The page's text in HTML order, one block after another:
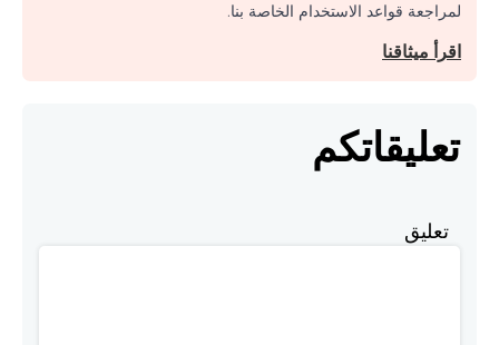
لمراجعة قواعد الاستخدام الخاصة بنا.
اقرأ ميثاقنا
تعليقاتكم
تعليق